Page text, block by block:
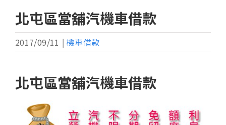
北屯區當舖汽機車借款
2017/09/11 | 機車借款
北屯區當舖汽機車借款